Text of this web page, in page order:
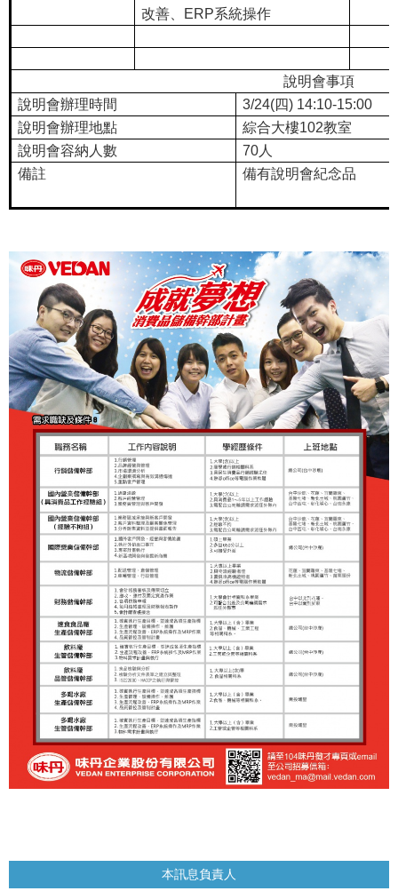
改善、ERP系統操作
說明會事項
說明會辦理時間
3/24(四) 14:10-15:00
說明會辦理地點
綜合大樓102教室
說明會容納人數
70人
備註
備有說明會紀念品
本訊息負責人